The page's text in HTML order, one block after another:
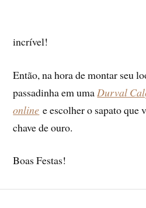
incrível!
Então, na hora de montar seu
passadinha em uma Durval
online e escolher o sapato que
chave de ouro.
Boas Festas!